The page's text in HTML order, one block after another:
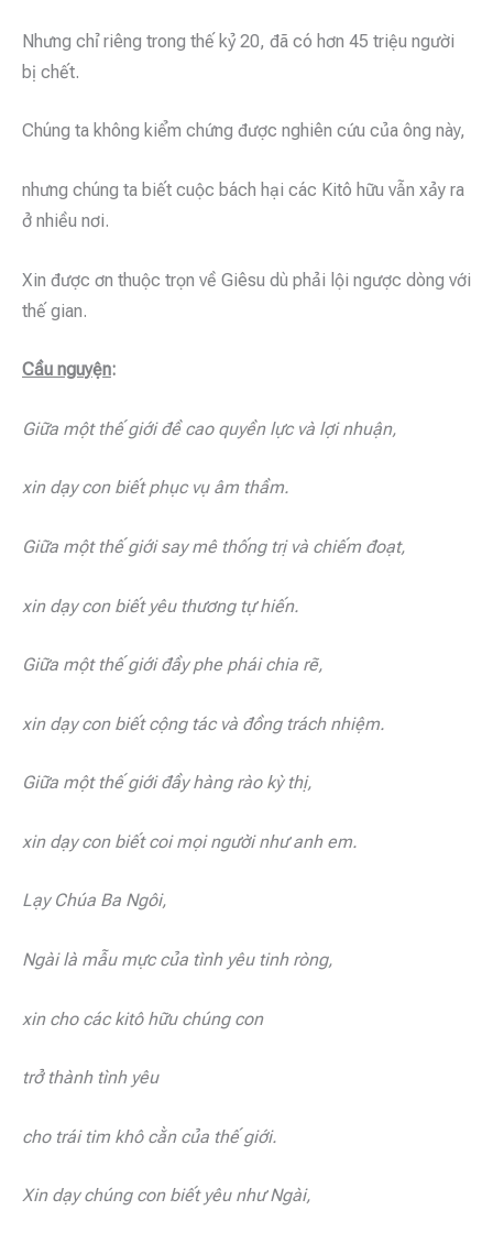
Nhưng chỉ riêng trong thế kỷ 20, đã có hơn 45 triệu người
bị chết.
Chúng ta không kiểm chứng được nghiên cứu của ông này,
nhưng chúng ta biết cuộc bách hại các Kitô hữu vẫn xảy ra
ở nhiều nơi.
Xin được ơn thuộc trọn về Giêsu dù phải lội ngược dòng với
thế gian.
Cầu nguyện:
Giữa một thế giới đề cao quyền lực và lợi nhuận,
xin dạy con biết phục vụ âm thầm.
Giữa một thế giới say mê thống trị và chiếm đoạt,
xin dạy con biết yêu thương tự hiến.
Giữa một thế giới đầy phe phái chia rẽ,
xin dạy con biết cộng tác và đồng trách nhiệm.
Giữa một thế giới đầy hàng rào kỳ thị,
xin dạy con biết coi mọi người như anh em.
Lạy Chúa Ba Ngôi,
Ngài là mẫu mực của tình yêu tinh ròng,
xin cho các kitô hữu chúng con
trở thành tình yêu
cho trái tim khô cằn của thế giới.
Xin dạy chúng con biết yêu như Ngài,